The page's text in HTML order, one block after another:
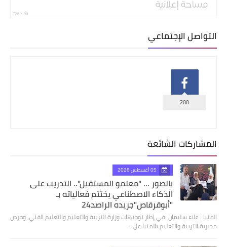
التواصل الإجتماعي
200
المشاركات الشائعة
05 أغسطس 2026
بالصور ... "معلمو المستقبل".. التدريب على
الذكاء الاصطناعي يختتم فعالياته بـ
"أبوقرقاص"جريده الراصد24
المنيا : علاء سليمان في إطار توجيهات وزارة التربية والتعليم والتعليم الفني، وحرص
مديرية التربية والتعليم بالمنيا عل…